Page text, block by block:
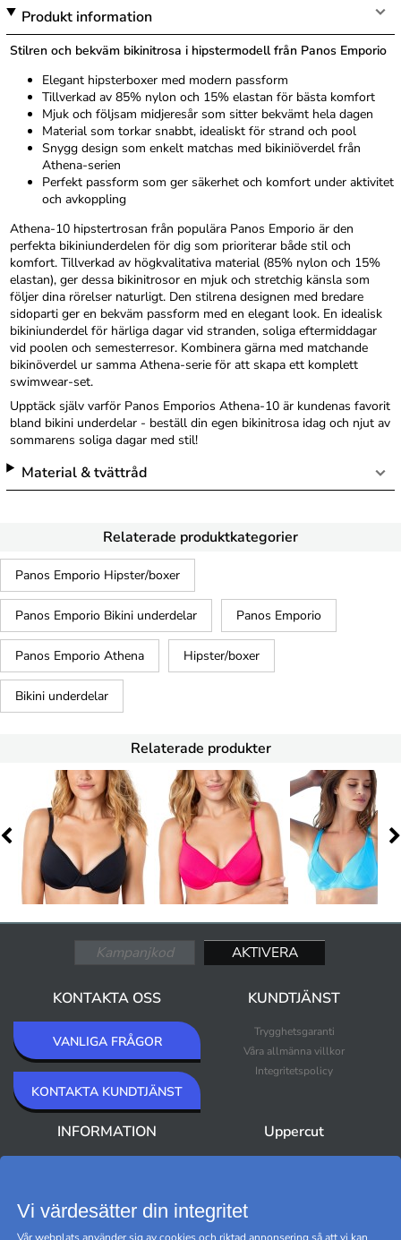
Produkt information
Stilren och bekväm bikinitrosa i hipstermodell från Panos Emporio
Elegant hipsterboxer med modern passform
Tillverkad av 85% nylon och 15% elastan för bästa komfort
Mjuk och följsam midjeresår som sitter bekvämt hela dagen
Material som torkar snabbt, idealiskt för strand och pool
Snygg design som enkelt matchas med bikiniöverdel från
Athena-serien
Perfekt passform som ger säkerhet och komfort under aktivitet
och avkoppling
Athena-10 hipstertrosan från populära Panos Emporio är den
perfekta bikiniunderdelen för dig som prioriterar både stil och
komfort. Tillverkad av högkvalitativa material (85% nylon och 15%
elastan), ger dessa bikinitrosor en mjuk och stretchig känsla som
följer dina rörelser naturligt. Den stilrena designen med bredare
sidoparti ger en bekväm passform med en elegant look. En idealisk
bikiniunderdel för härliga dagar vid stranden, soliga eftermiddagar
vid poolen och semesterresor. Kombinera gärna med matchande
bikinöverdel ur samma Athena-serie för att skapa ett komplett
swimwear-set.
Upptäck själv varför Panos Emporios Athena-10 är kundenas favorit
bland bikini underdelar - beställ din egen bikinitrosa idag och njut av
sommarens soliga dagar med stil!
Material & tvättråd
Relaterade produktkategorier
Panos Emporio Hipster/boxer
Panos Emporio Bikini underdelar Panos Emporio
Panos Emporio Athena Hipster/boxer
Bikini underdelar
Relaterade produkter
KONTAKTA OSS
VANLIGA FRÅGOR
KONTAKTA KUNDTJÄNST
KUNDTJÄNST
Trygghetsgaranti
Våra allmänna villkor
Integritetspolicy
INFORMATION Uppercut
Vi värdesätter din integritet